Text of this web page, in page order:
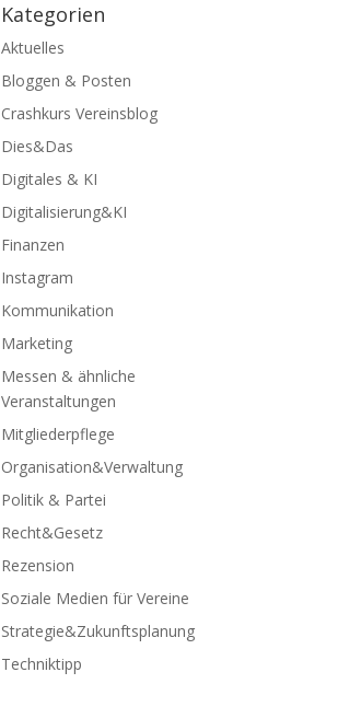
Kategorien
Aktuelles
Bloggen & Posten
Crashkurs Vereinsblog
Dies&Das
Digitales & KI
Digitalisierung&KI
Finanzen
Instagram
Kommunikation
Marketing
Messen & ähnliche
Veranstaltungen
Mitgliederpflege
Organisation&Verwaltung
Politik & Partei
Recht&Gesetz
Rezension
Soziale Medien für Vereine
Strategie&Zukunftsplanung
Techniktipp